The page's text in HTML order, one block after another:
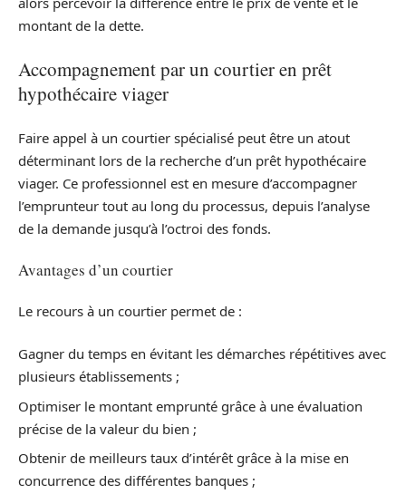
montant de la dette.
Accompagnement par un courtier en prêt
hypothécaire viager
Faire appel à un courtier spécialisé peut être un atout
déterminant lors de la recherche d’un prêt hypothécaire
viager. Ce professionnel est en mesure d’accompagner
l’emprunteur tout au long du processus, depuis l’analyse
de la demande jusqu’à l’octroi des fonds.
Avantages d’un courtier
Le recours à un courtier permet de :
Gagner du temps en évitant les démarches répétitives avec
plusieurs établissements ;
Optimiser le montant emprunté grâce à une évaluation
précise de la valeur du bien ;
Obtenir de meilleurs taux d’intérêt grâce à la mise en
concurrence des différentes banques ;